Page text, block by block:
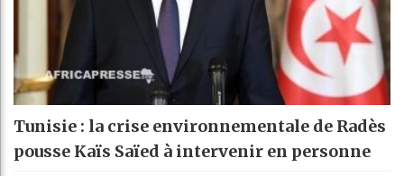
Tunisie : la crise environnementale de Radès
pousse Kaïs Saïed à intervenir en personne